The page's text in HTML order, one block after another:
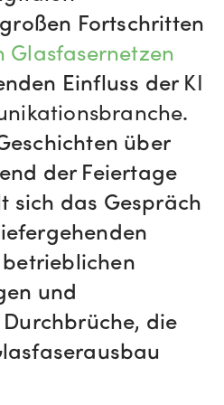
Fortschritten
Glasfasernetzen
Einfluss der KI
.
über
der Feiertage
sich das Gespräch
und
die